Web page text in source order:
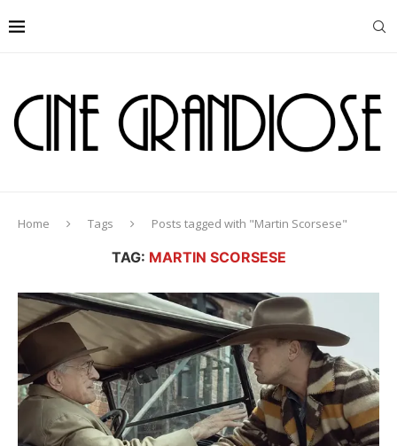
Home Tags Posts tagged with "Martin Scorsese"
TAG: MARTIN SCORSESE